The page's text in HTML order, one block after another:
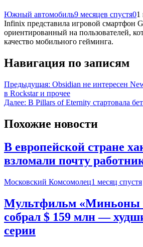
Южный автомобиль9 месяцев спустя01
Infinix представила игровой смартфон
ориентированный на пользователей,
качество мобильного гейминга.
Навигация по записям
Предыдущая: Obsidian не интересен
в Rockstar и прочее
Далее: В Pillars of Eternity стартовала
Похожие новости
В европейской стране
взломали почту
Московский Комсомолец1 месяц спустя
Мультфильм «Миньоны
собрал $ 159 млн —
серии